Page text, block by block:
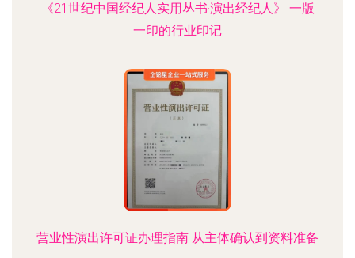
《21世纪中国经纪人实用丛书·演出经纪人》 一版
一印的行业印记
营业性演出许可证办理指南 从主体确认到资料准备